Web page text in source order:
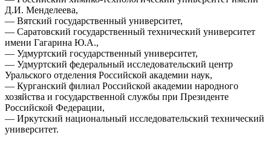
Д.И. Менделеева,
— Вятский государственный университет,
— Саратовский государственный технический университет
имени Гагарина Ю.А.,
— Удмуртский государственный университет,
— Удмуртский федеральный исследовательский центр
Уральского отделения Российской академии наук,
— Курганский филиал Российской академии народного
хозяйства и государственной службы при Президенте
Российской Федерации,
— Иркутский национальный исследовательский технический
университет.